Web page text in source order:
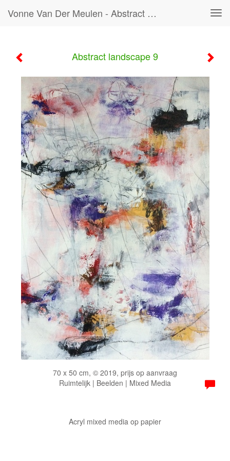
Vonne Van Der Meulen - Abstract Landscape 9
Abstract landscape 9
70 x 50 cm, © 2019, prijs op aanvraag
Ruimtelijk | Beelden | Mixed Media
Acryl mixed media op papier